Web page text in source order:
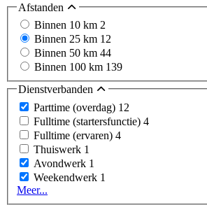
Afstanden
Binnen 10 km 2
Binnen 25 km 12
Binnen 50 km 44
Binnen 100 km 139
Dienstverbanden
Parttime (overdag) 12
Fulltime (startersfunctie) 4
Fulltime (ervaren) 4
Thuiswerk 1
Avondwerk 1
Weekendwerk 1
Meer...